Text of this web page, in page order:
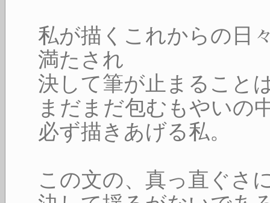
私が描くこれからの日
満たされ
決して筆が止まること
まだまだ包むもやいの
必ず描きあげる私。
この文の、真っ直ぐさ